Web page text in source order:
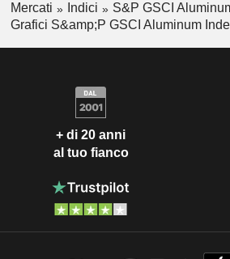
Mercati Indici
S&P GSCI
Grafici S&amp;P GSCI Aluminum
+ di 20 anni
al tuo fianco